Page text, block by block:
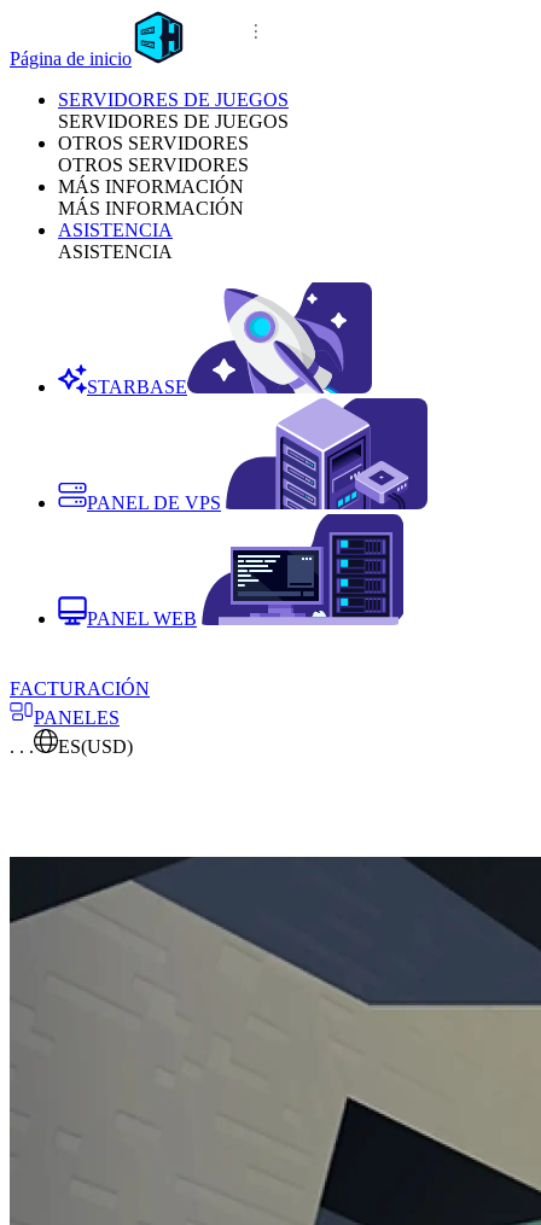
Página de inicio
SERVIDORES DE JUEGOS
SERVIDORES DE JUEGOS
OTROS SERVIDORES
OTROS SERVIDORES
MÁS INFORMACIÓN
MÁS INFORMACIÓN
ASISTENCIA
ASISTENCIA
STARBASE
PANEL DE VPS
PANEL WEB
FACTURACIÓN
PANELES
. . .
ES(USD)